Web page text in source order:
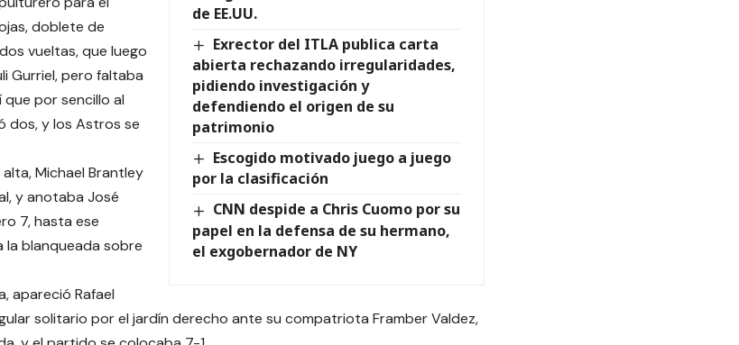
de EE.UU.
Exrector del ITLA publica carta
abierta rechazando irregularidades,
pidiendo investigación y
defendiendo el origen de su
patrimonio
Escogido motivado juego a juego
por la clasificación
CNN despide a Chris Cuomo por su
papel en la defensa de su hermano,
el exgobernador de NY
doblete de
vueltas, que luego
Gurriel, pero faltaba
que por sencillo al
dos, y los Astros se
Michael Brantley
y anotaba José
7, hasta ese
la blanqueada sobre
apareció Rafael
solitario por el jardín derecho ante su compatriota Framber Valdez,